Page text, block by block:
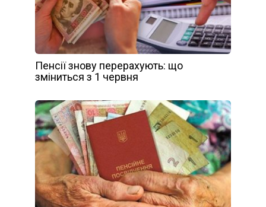
Пенсії знову перерахують: що
зміниться з 1 червня